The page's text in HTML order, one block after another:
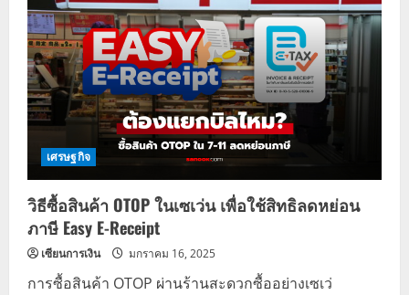
เศรษฐกิจ
วิธีซื้อสินค้า OTOP ในเซเว่น เพื่อใช้สิทธิลดหย่อน
ภาษี Easy E-Receipt
เซียนการเงิน มกราคม 16, 2025
การซื้อสินค้า OTOP ผ่านร้านสะดวกซื้ออย่างเซเว่